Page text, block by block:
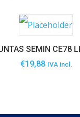
SEMIN CE78
€19,88 IVA incl.